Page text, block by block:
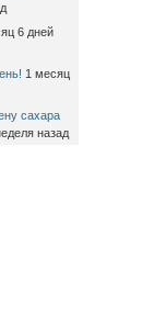
6 дней
1 месяц
сахара
назад